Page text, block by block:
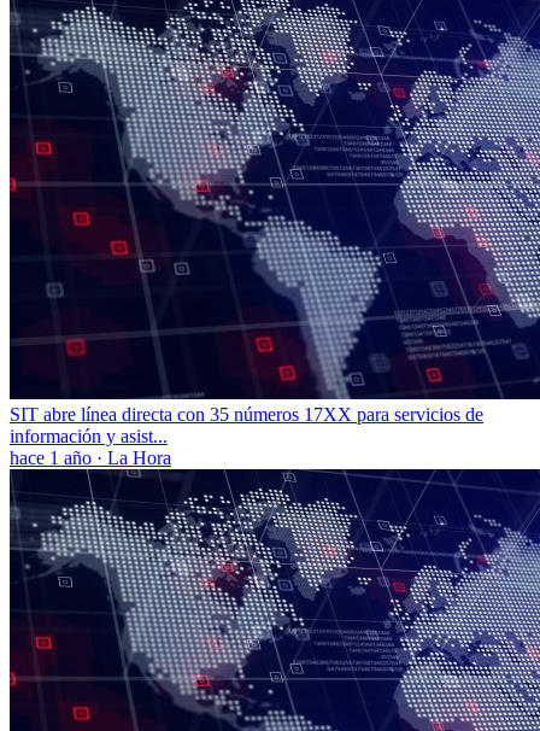
SIT abre línea directa con 35 números 17XX para servicios de
información y asist...
hace 1 año · La Hora